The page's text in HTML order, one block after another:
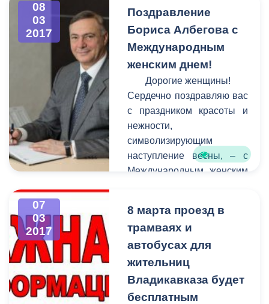
К сожалению, в последние
годы вид сооружения
оставлял желать лучшего -
оно пострадало от
коррозии, стала заметной
усталость металла.
08
03
2017
Поздравление
Бориса Албегова с
Международным
женским днем!
Дорогие женщины!
Сердечно поздравляю вас
с праздником красоты и
нежности,
символизирующим
наступление весны, – с
Международным женским
07
03
2017
8 марта проезд в
трамваях и
автобусах для
жительниц
Владикавказа будет
бесплатным